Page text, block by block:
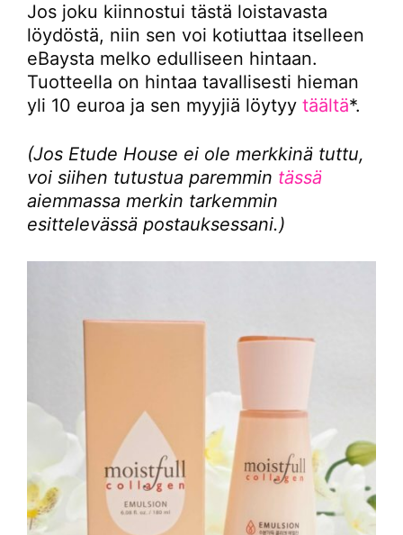
Jos joku kiinnostui tästä loistavasta
löydöstä, niin sen voi kotiuttaa itselleen
eBaysta melko edulliseen hintaan.
Tuotteella on hintaa tavallisesti hieman
yli 10 euroa ja sen myyjiä löytyy täältä*.
(Jos Etude House ei ole merkkinä tuttu,
voi siihen tutustua paremmin tässä
aiemmassa merkin tarkemmin
esittelevässä postauksessani.)